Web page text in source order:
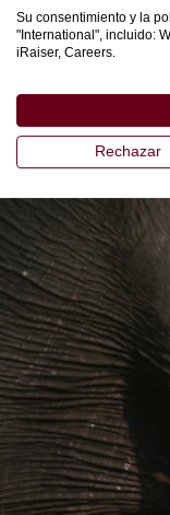
Su consentimiento y la
"International", incluido:
iRaiser, Careers.
Rechazar